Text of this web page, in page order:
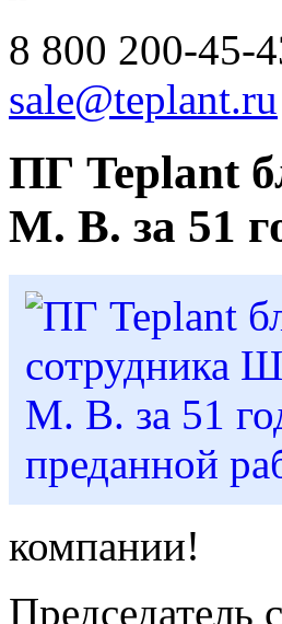
8 800 200-45-
sale@teplant.ru
ПГ Teplant
М. В. за 51
компании!
Председатель